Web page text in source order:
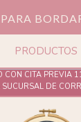
PRODUCTOS
CON CITA PREVIA
DE